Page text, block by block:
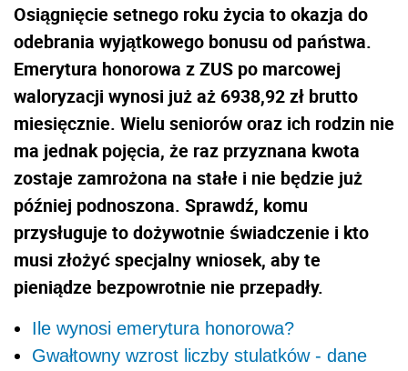
Osiągnięcie setnego roku życia to okazja do
odebrania wyjątkowego bonusu od państwa.
Emerytura honorowa z ZUS po marcowej
waloryzacji wynosi już aż 6938,92 zł brutto
miesięcznie. Wielu seniorów oraz ich rodzin nie
ma jednak pojęcia, że raz przyznana kwota
zostaje zamrożona na stałe i nie będzie już
później podnoszona. Sprawdź, komu
przysługuje to dożywotnie świadczenie i kto
musi złożyć specjalny wniosek, aby te
pieniądze bezpowrotnie nie przepadły.
Ile wynosi emerytura honorowa?
Gwałtowny wzrost liczby stulatków - dane